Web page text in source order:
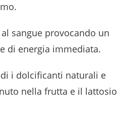
sangue provocando un
di energia immediata.
i dolcificanti naturali e
nella frutta e il lattosio